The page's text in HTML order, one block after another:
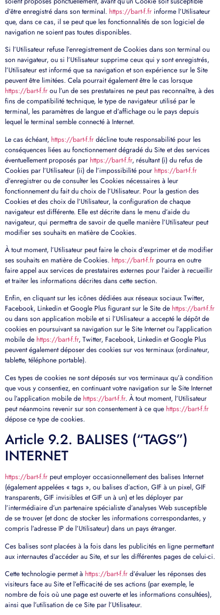
d’être enregistré dans son terminal. https://bart-f.fr informe l’Utilisateur
que, dans ce cas, il se peut que les fonctionnalités de son logiciel de
navigation ne soient pas toutes disponibles.
Si l’Utilisateur refuse l’enregistrement de Cookies dans son terminal ou
son navigateur, ou si l’Utilisateur supprime ceux qui y sont enregistrés,
l’Utilisateur est informé que sa navigation et son expérience sur le Site
peuvent être limitées. Cela pourrait également être le cas lorsque
https://bart-f.fr ou l’un de ses prestataires ne peut pas reconnaître, à des
fins de compatibilité technique, le type de navigateur utilisé par le
terminal, les paramètres de langue et d’affichage ou le pays depuis
lequel le terminal semble connecté à Internet.
Le cas échéant, https://bart-f.fr décline toute responsabilité pour les
conséquences liées au fonctionnement dégradé du Site et des services
éventuellement proposés par https://bart-f.fr, résultant (i) du refus de
Cookies par l’Utilisateur (ii) de l’impossibilité pour https://bart-f.fr
d’enregistrer ou de consulter les Cookies nécessaires à leur
fonctionnement du fait du choix de l’Utilisateur. Pour la gestion des
Cookies et des choix de l’Utilisateur, la configuration de chaque
navigateur est différente. Elle est décrite dans le menu d’aide du
navigateur, qui permettra de savoir de quelle manière l’Utilisateur peut
modifier ses souhaits en matière de Cookies.
À tout moment, l’Utilisateur peut faire le choix d’exprimer et de modifier
ses souhaits en matière de Cookies. https://bart-f.fr pourra en outre
faire appel aux services de prestataires externes pour l’aider à recueillir
et traiter les informations décrites dans cette section.
Enfin, en cliquant sur les icônes dédiées aux réseaux sociaux Twitter,
Facebook, Linkedin et Google Plus figurant sur le Site de https://bart-f.fr
ou dans son application mobile et si l’Utilisateur a accepté le dépôt de
cookies en poursuivant sa navigation sur le Site Internet ou l’application
mobile de https://bart-f.fr, Twitter, Facebook, Linkedin et Google Plus
peuvent également déposer des cookies sur vos terminaux (ordinateur,
tablette, téléphone portable).
Ces types de cookies ne sont déposés sur vos terminaux qu’à condition
que vous y consentiez, en continuant votre navigation sur le Site Internet
ou l’application mobile de https://bart-f.fr. À tout moment, l’Utilisateur
peut néanmoins revenir sur son consentement à ce que https://bart-f.fr
dépose ce type de cookies.
Article 9.2. BALISES (“TAGS”)
INTERNET
https://bart-f.fr peut employer occasionnellement des balises Internet
(également appelées « tags », ou balises d’action, GIF à un pixel, GIF
transparents, GIF invisibles et GIF un à un) et les déployer par
l’intermédiaire d’un partenaire spécialiste d’analyses Web susceptible
de se trouver (et donc de stocker les informations correspondantes, y
compris l’adresse IP de l’Utilisateur) dans un pays étranger.
Ces balises sont placées à la fois dans les publicités en ligne permettant
aux internautes d’accéder au Site, et sur les différentes pages de celui-ci.
Cette technologie permet à https://bart-f.fr d’évaluer les réponses des
visiteurs face au Site et l’efficacité de ses actions (par exemple, le
nombre de fois où une page est ouverte et les informations consultées),
ainsi que l’utilisation de ce Site par l’Utilisateur.